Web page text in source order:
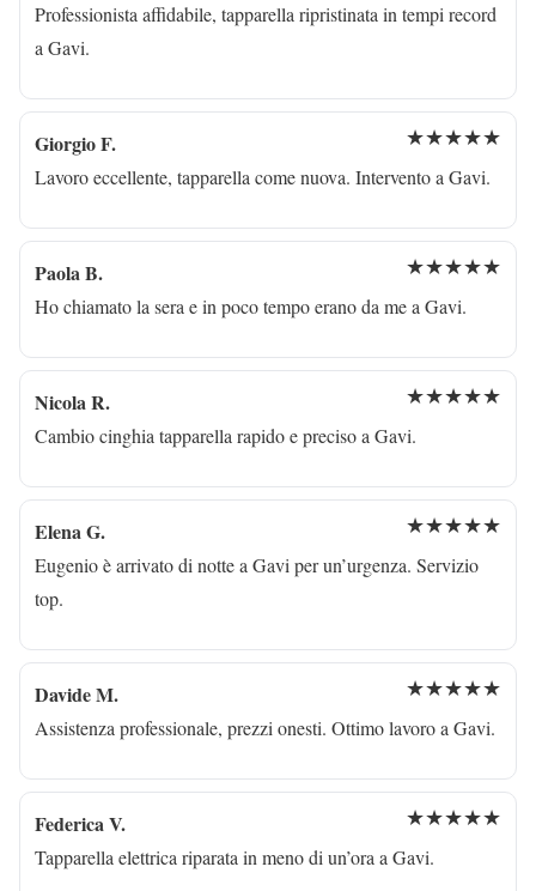
Professionista affidabile, tapparella ripristinata in tempi record
a Gavi.
Giorgio F. ★★★★★
Lavoro eccellente, tapparella come nuova. Intervento a Gavi.
Paola B. ★★★★★
Ho chiamato la sera e in poco tempo erano da me a Gavi.
Nicola R. ★★★★★
Cambio cinghia tapparella rapido e preciso a Gavi.
Elena G. ★★★★★
Eugenio è arrivato di notte a Gavi per un’urgenza. Servizio
top.
Davide M. ★★★★★
Assistenza professionale, prezzi onesti. Ottimo lavoro a Gavi.
Federica V. ★★★★★
Tapparella elettrica riparata in meno di un’ora a Gavi.